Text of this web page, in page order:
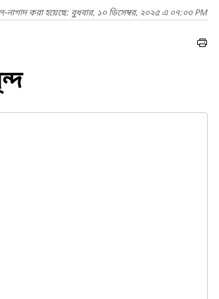
নাগাদ করা হয়েছে: বুধবার, ১০ ডিসেম্বর, ২০২৫ এ ০৭:০৩ PM